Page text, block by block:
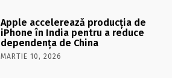
Apple accelerează producția de
iPhone în India pentru a reduce
dependența de China
MARTIE 10, 2026